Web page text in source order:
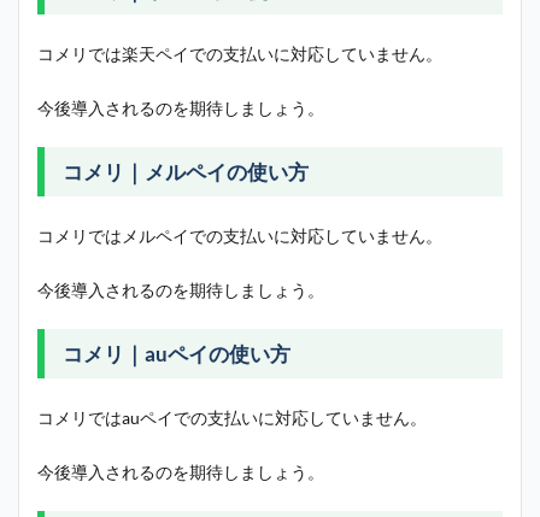
コメリでは楽天ペイでの支払いに対応していません。
今後導入されるのを期待しましょう。
コメリ｜メルペイの使い方
コメリではメルペイでの支払いに対応していません。
今後導入されるのを期待しましょう。
コメリ｜auペイの使い方
コメリではauペイでの支払いに対応していません。
今後導入されるのを期待しましょう。